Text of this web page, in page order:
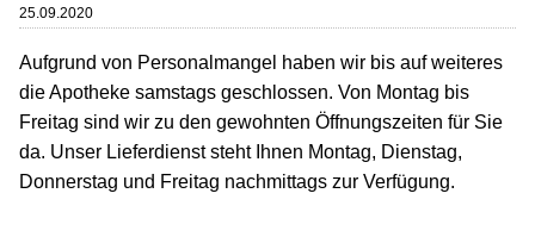
25.09.2020
Aufgrund von Personalmangel haben wir bis auf weiteres
die Apotheke samstags geschlossen. Von Montag bis
Freitag sind wir zu den gewohnten Öffnungszeiten für Sie
da. Unser Lieferdienst steht Ihnen Montag, Dienstag,
Donnerstag und Freitag nachmittags zur Verfügung.